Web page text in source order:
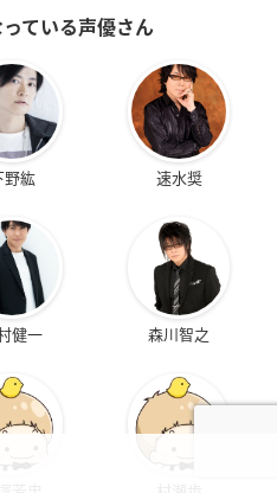
ている声優さん
野紘 速水奨
健一 森川智之